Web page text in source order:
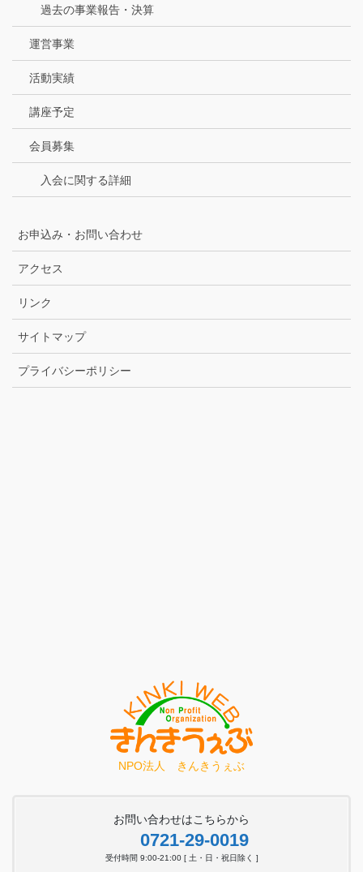
過去の事業報告・決算
運営事業
活動実績
講座予定
会員募集
入会に関する詳細
お申込み・お問い合わせ
アクセス
リンク
サイトマップ
プライバシーポリシー
NPO法人 きんきうぇぶ
お問い合わせはこちらから
0721-29-0019
受付時間 9:00-21:00 [ 土・日・祝日除く ]